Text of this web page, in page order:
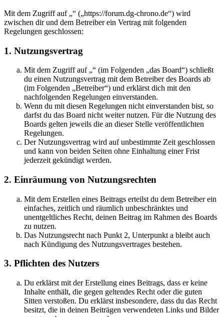
Mit dem Zugriff auf „“ („https://forum.dg-chrono.de“) wird
zwischen dir und dem Betreiber ein Vertrag mit folgenden
Regelungen geschlossen:
1. Nutzungsvertrag
Mit dem Zugriff auf „“ (im Folgenden „das Board“) schließt
du einen Nutzungsvertrag mit dem Betreiber des Boards ab
(im Folgenden „Betreiber“) und erklärst dich mit den
nachfolgenden Regelungen einverstanden.
Wenn du mit diesen Regelungen nicht einverstanden bist, so
darfst du das Board nicht weiter nutzen. Für die Nutzung des
Boards gelten jeweils die an dieser Stelle veröffentlichten
Regelungen.
Der Nutzungsvertrag wird auf unbestimmte Zeit geschlossen
und kann von beiden Seiten ohne Einhaltung einer Frist
jederzeit gekündigt werden.
2. Einräumung von Nutzungsrechten
Mit dem Erstellen eines Beitrags erteilst du dem Betreiber ein
einfaches, zeitlich und räumlich unbeschränktes und
unentgeltliches Recht, deinen Beitrag im Rahmen des Boards
zu nutzen.
Das Nutzungsrecht nach Punkt 2, Unterpunkt a bleibt auch
nach Kündigung des Nutzungsvertrages bestehen.
3. Pflichten des Nutzers
Du erklärst mit der Erstellung eines Beitrags, dass er keine
Inhalte enthält, die gegen geltendes Recht oder die guten
Sitten verstoßen. Du erklärst insbesondere, dass du das Recht
besitzt, die in deinen Beiträgen verwendeten Links und Bilder